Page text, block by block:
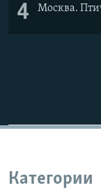
4 Москва.
Категории